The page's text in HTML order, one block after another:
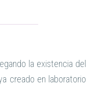
la existencia del
creado en laboratorio